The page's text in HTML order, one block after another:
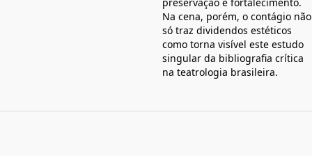
preservação e fortalecimento.
Na cena, porém, o contágio não
só traz dividendos estéticos
como torna visível este estudo
singular da bibliografia crítica
na teatrologia brasileira.